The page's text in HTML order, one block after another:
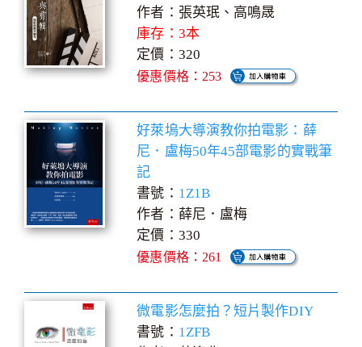
作者：張英珉、高鳴晟
庫存：3本
定價：320
優惠價格：253
好萊塢大導演教你拍電影：薛
尼．盧梅50年45部電影的實戰筆
記
書號： 1Z1B
作者：薛尼．盧梅
定價：330
優惠價格：261
微電影怎麼拍？短片製作DIY
書號： 1ZFB